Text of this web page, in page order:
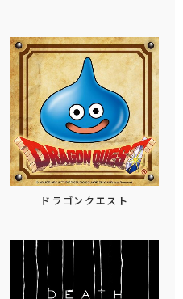
ドラゴンクエスト